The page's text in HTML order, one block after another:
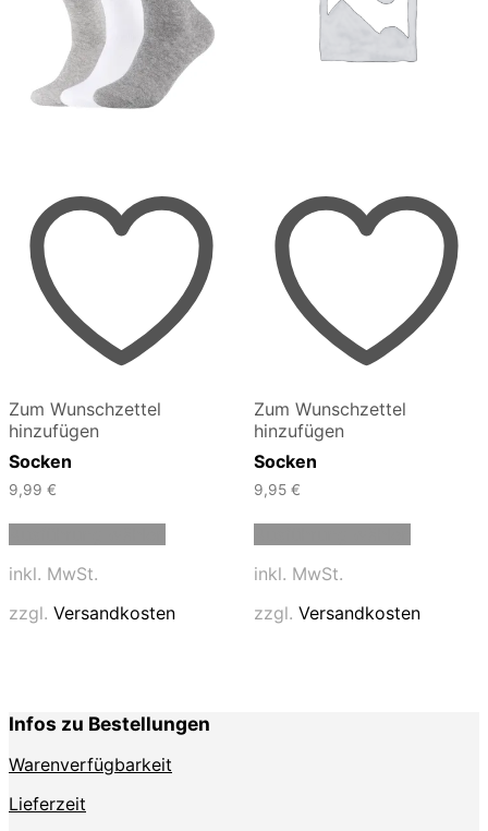
Zum Wunschzettel
hinzufügen
Socken
9,99 €
auf.
der
Produktseite
gewählt
inkl. MwSt.
zzgl. Versandkosten
Zum Wunschzettel
hinzufügen
Socken
9,95 €
auf.
inkl. MwSt.
zzgl. Versandkosten
Infos zu Bestellungen
Warenverfügbarkeit
Lieferzeit